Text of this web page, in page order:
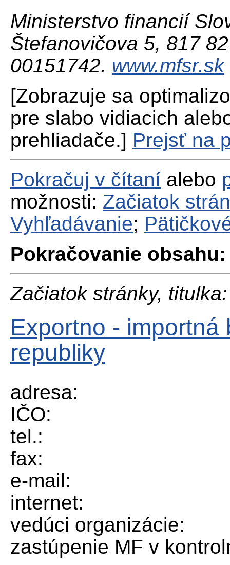
Ministerstvo financií
Štefanovičova 5, 817
00151742. www.mfsr.sk
[Zobrazuje sa
pre slabo vidiacich
prehliadače.] Prejsť na
Pokračuj v čítaní alebo
možnosti: Začiatok
Vyhľadávanie;
Pokračovanie obsahu:
Začiatok stránky, titulka:
Exportno - importná
republiky
adresa:
IČO:
tel.:
fax:
e-mail:
internet:
vedúci organizácie:
zastúpenie MF v